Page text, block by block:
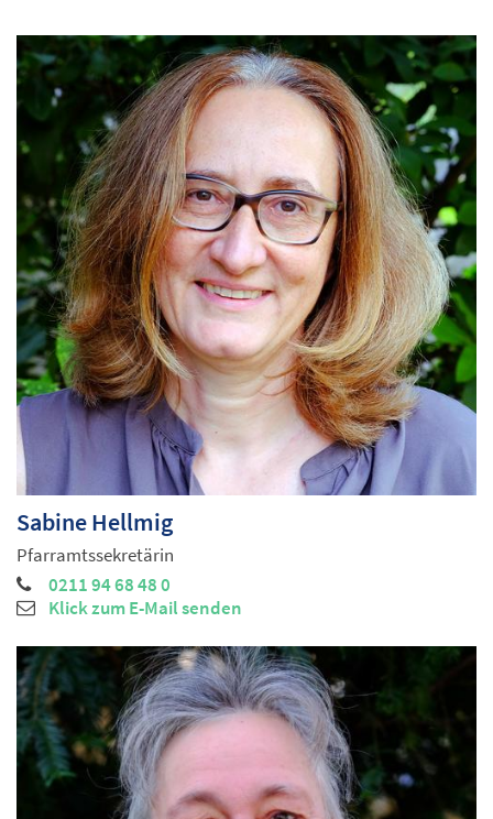
SabineHellmig
Pfarramtssekretärin
0211 94 68 48 0
Klick zum E-Mail senden